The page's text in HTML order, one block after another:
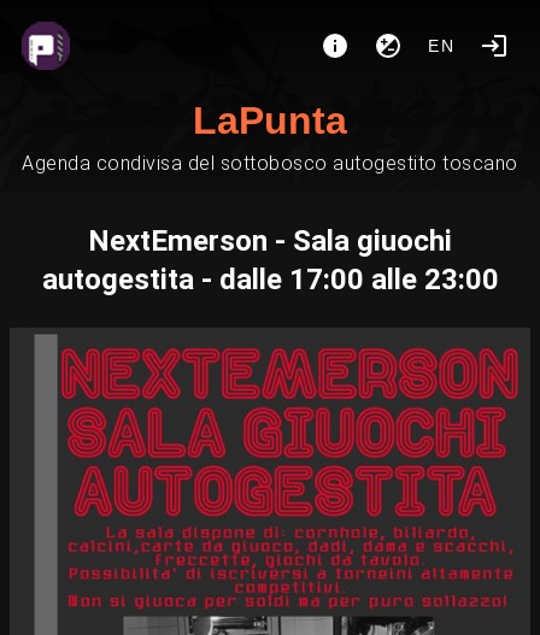
EN
LaPunta
Agenda condivisa del sottobosco autogestito toscano
NextEmerson - Sala giuochi
autogestita - dalle 17:00 alle 23:00